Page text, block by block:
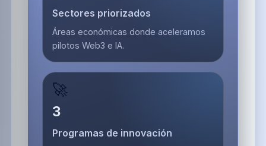
Sectores priorizados
Áreas económicas donde aceleramos
pilotos Web3 e IA.
🚀
3
Programas de innovación